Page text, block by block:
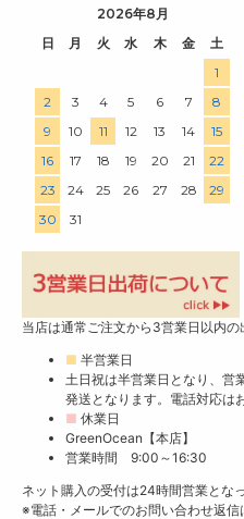
2026年8月
日
月 火 水 木 金
土
1
2
3 4 5 6 7
8
9
10 11 12 13 14
15
16
17 18 19 20 21
22
23
24 25 26 27 28
29
30
31
当店は通常ご注文から3営業日以内の
■ 半営業日
土日祝は半営業日となり、営
発送となります。電話対応は
■ 休業日
GreenOcean【本店】
営業時間 9:00～16:30
ネット購入の受付は24時間営業とな
※電話・メールでのお問い合わせ返信